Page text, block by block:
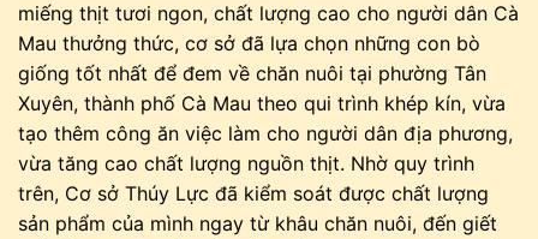
miếng thịt tươi ngon, chất lượng cao cho người dân Cà
Mau thưởng thức, cơ sở đã lựa chọn những con bò
giống tốt nhất để đem về chăn nuôi tại phường Tân
Xuyên, thành phố Cà Mau theo qui trình khép kín, vừa
tạo thêm công ăn việc làm cho người dân địa phương,
vừa tăng cao chất lượng nguồn thịt. Nhờ quy trình
trên, Cơ sở Thúy Lực đã kiểm soát được chất lượng
sản phẩm của mình ngay từ khâu chăn nuôi, đến giết